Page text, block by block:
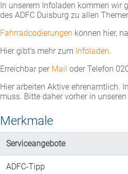
In unserem Infoladen kommen wir
des ADFC Duisburg zu allen
Fahrradcodierungen können hier,
Hier gibt’s mehr zum Infoladen.
Erreichbar per Mail oder Telefon
Hier arbeiten Aktive ehrenamtlich.
muss. Bitte daher vorher in unseren
Merkmale
Serviceangebote
ADFC-Tipp